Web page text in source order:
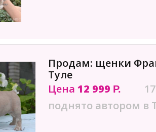
Продам: щенки
Туле
Цена 12 999 Р.
поднято автором в